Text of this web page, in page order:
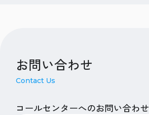
お問い合わせ
Contact Us
コールセンターへのお問い合わせ